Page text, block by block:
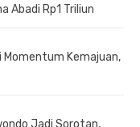
Abadi Rp1 Triliun
Kemajuan,
Jadi Sorotan,